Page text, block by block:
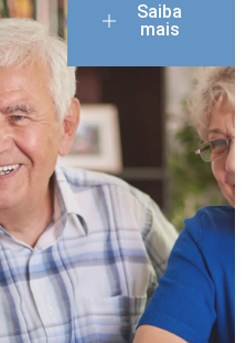
Saiba
mais